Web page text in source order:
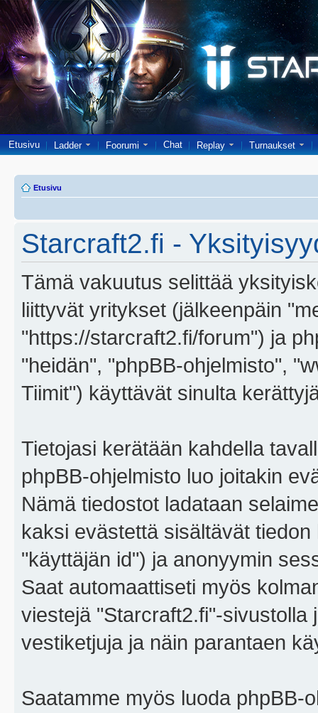
Etusivu Ladder Foorumi Chat Replay Turnaukset
Etusivu
Starcraft2.fi -
Tämä vakuutus selittää
liittyvät yritykset (jälkeenpäin
"https://starcraft2.fi/forum") ja
"heidän", "phpBB-ohjelmisto",
Tiimit") käyttävät sinulta
Tietojasi kerätään kahdella
phpBB-ohjelmisto luo joitakin
Nämä tiedostot ladataan
kaksi evästettä sisältävät
"käyttäjän id") ja anonyymin
Saat automaattiseti myös
viestejä "Starcraft2.fi"-sivustolla
vestiketjuja ja näin parantaen
Saatamme myös luoda phpBB-